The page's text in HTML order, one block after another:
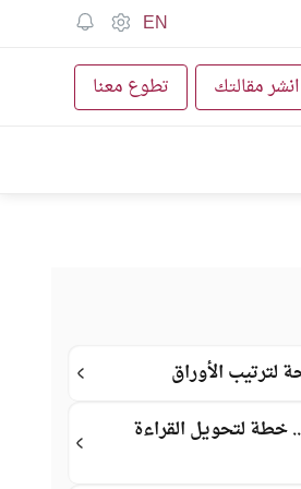
EN
انشر مقالتك تطوع معنا
لترتيب الأوراق
.. خطة لتحويل القراءة